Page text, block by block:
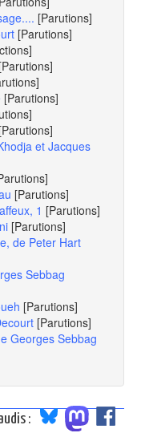
[Parutions]
[Parutions]
[Parutions]
[Parutions]
[Parutions]
et Jacques
[Parutions]
1 [Parutions]
[Parutions]
de Peter Hart
Sebbag
[Parutions]
[Parutions]
Georges Sebbag
: